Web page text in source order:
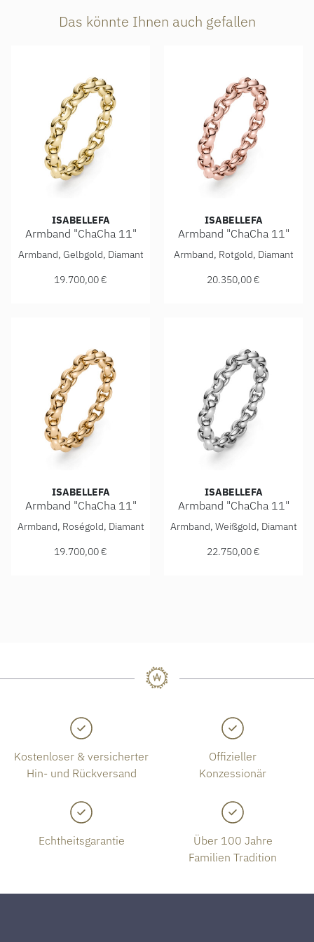
Das könnte Ihnen auch gefallen
ISABELLEFA
Armband "ChaCha 11"
IsabelleFa Armband "ChaCha 11", Ref: 04111/20BKL-GG,
Armband, Gelbgold, Diamant
19.700,00 €
ISABELLEFA
Armband "ChaCha 11"
IsabelleFa Armband
Armband, Rotgold, Diamant
20.350,00 €
ISABELLEFA
Armband "ChaCha 11"
IsabelleFa Armband "ChaCha 11", Ref: 04111/20BKL-
Armband, Roségold, Diamant
19.700,00 €
ISABELLEFA
Armband "ChaCha 11"
IsabelleFa Armband
Armband, Weißgold, Diamant
22.750,00 €
Kostenloser & versicherter
Hin- und Rückversand
Offizieller
Konzessionär
Echtheitsgarantie
Über 100 Jahre
Familien Tradition